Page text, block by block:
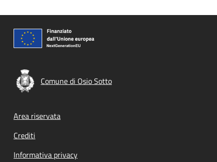
Comune di Osio Sotto
Footer menu
Area riservata
Crediti
Informativa privacy